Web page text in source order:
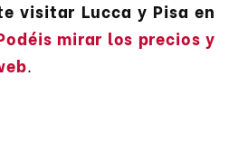
visitar Lucca y Pisa en
mirar los precios y
.